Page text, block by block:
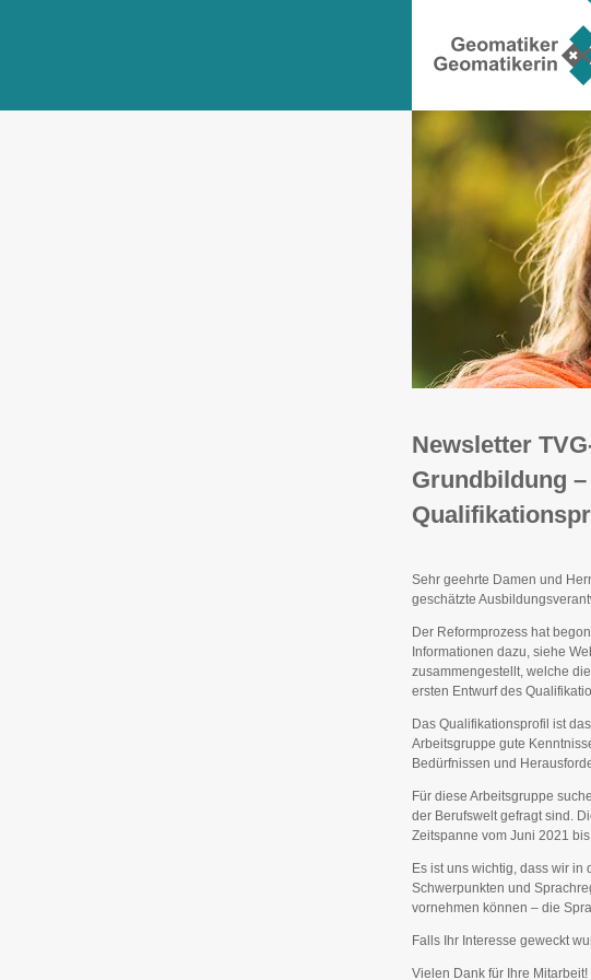
Newsletter
Grundbildung
Sehr geehrte Damen und
geschätzte
Der Reformprozess hat
Informationen dazu, siehe
zusammengestellt, welche
ersten Entwurf des
Das Qualifikationsprofil ist
Arbeitsgruppe gute
Bedürfnissen und
Für diese Arbeitsgruppe
der Berufswelt gefragt sind.
Zeitspanne vom Juni 2021
Es ist uns wichtig, dass wir
Schwerpunkten und
vornehmen können – die
Falls Ihr Interesse geweckt
Vielen Dank für Ihre Mitarbeit!